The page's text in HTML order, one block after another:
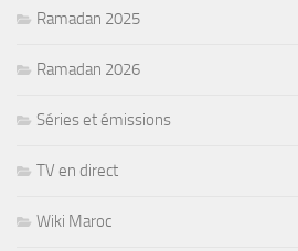
Ramadan 2025
Ramadan 2026
Séries et émissions
TV en direct
Wiki Maroc